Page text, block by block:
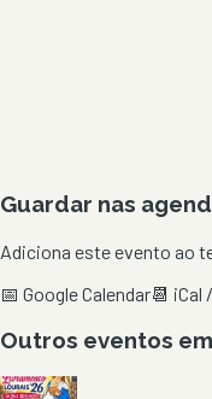
Guardar nas
Adiciona este evento ao
📅 Google Calendar📆 iCal
Outros eventos em